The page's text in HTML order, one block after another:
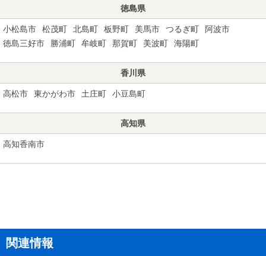
徳島県
小松島市 松茂町 北島町 板野町 美馬市 つるぎ町
阿波市
徳島三好市
勝浦町 牟岐町 那賀町 美波町 海陽町
香川県
高松市 東かがわ市 土庄町 小豆島町
高知県
高知香南市
関連情報